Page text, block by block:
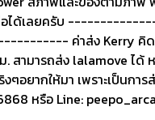
ต่อได้เลยครับ
ค่าส่ง Kerry คิดต
สามารถส่ง lalamove ได้
งๆอยากให้มา เพราะเป็นกา
หรือ Line: